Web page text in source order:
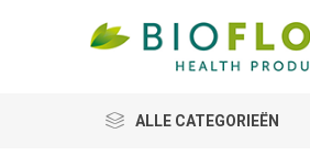
ALLE CATEGORIEËN